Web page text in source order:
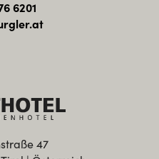
6201
47